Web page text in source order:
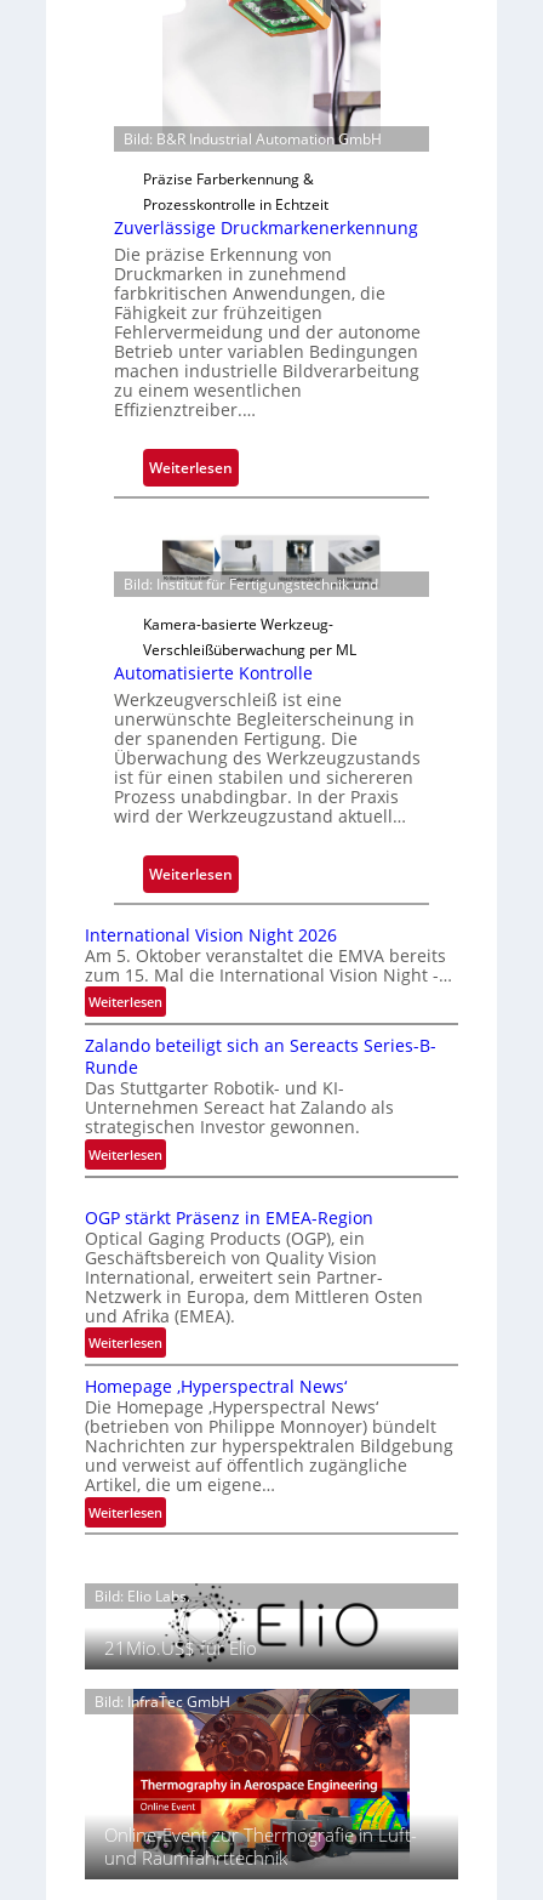
a
i
l
o
b
e
r
t
i
g
u
n
g
a
u
s
Bild: B&R Industrial Automation GmbH
Präzise Farberkennung &
Prozesskontrolle in Echtzeit
Zuverlässige Druckmarkenerkennung
Die präzise Erkennung von
Druckmarken in zunehmend
farbkritischen Anwendungen, die
Fähigkeit zur frühzeitigen
Fehlervermeidung und der autonome
Betrieb unter variablen Bedingungen
machen industrielle Bildverarbeitung
zu einem wesentlichen
Effizienztreiber.…
Weiterlesen
Z
v
e
r
l
ä
s
s
g
e
D
r
k
a
r
e
n
e
r
k
n
u
n
g
Bild: Institut für Fertigungstechnik und
Kamera-basierte Werkzeug-
Verschleißüberwachung per ML
Automatisierte Kontrolle
Werkzeugverschleiß ist eine
unerwünschte Begleiterscheinung in
der spanenden Fertigung. Die
Überwachung des Werkzeugzustands
ist für einen stabilen und sichereren
Prozess unabdingbar. In der Praxis
wird der Werkzeugzustand aktuell…
Weiterlesen
A
t
o
a
t
i
s
i
r
e
K
o
n
o
l
l
e
International Vision Night 2026
Am 5. Oktober veranstaltet die EMVA bereits
zum 15. Mal die International Vision Night -…
Weiterlesen:
I
n
e
r
n
a
o
n
a
V
i
s
i
o
n
N
i
h
0
2
6
Zalando beteiligt sich an Sereacts Series-B-
Runde
Das Stuttgarter Robotik- und KI-
Unternehmen Sereact hat Zalando als
strategischen Investor gewonnen.
Weiterlesen:
Z
l
a
n
d
o
e
t
e
i
l
i
g
t
c
h
a
n
e
a
c
t
s
S
OGP stärkt Präsenz in EMEA-Region
Optical Gaging Products (OGP), ein
Geschäftsbereich von Quality Vision
International, erweitert sein Partner-
Netzwerk in Europa, dem Mittleren Osten
und Afrika (EMEA).
Weiterlesen:
O
G
P
s
t
ä
r
k
r
ä
s
e
n
z
E
M
E
A
-
Homepage ‚Hyperspectral News‘
Die Homepage ‚Hyperspectral News‘
(betrieben von Philippe Monnoyer) bündelt
Nachrichten zur hyperspektralen Bildgebung
und verweist auf öffentlich zugängliche
Artikel, die um eigene…
Weiterlesen:
H
m
e
p
a
g
e
‚
p
e
r
s
p
Bild: Elio Labs.
21Mio.US$ für Elio
Bild: InfraTec GmbH
Online-Event zur Thermografie in Luft-
und Raumfahrttechnik